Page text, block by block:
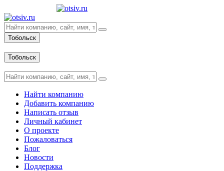
Тобольск
Тобольск
Найти компанию
Добавить компанию
Написать отзыв
Личный кабинет
О проекте
Пожаловаться
Блог
Новости
Поддержка